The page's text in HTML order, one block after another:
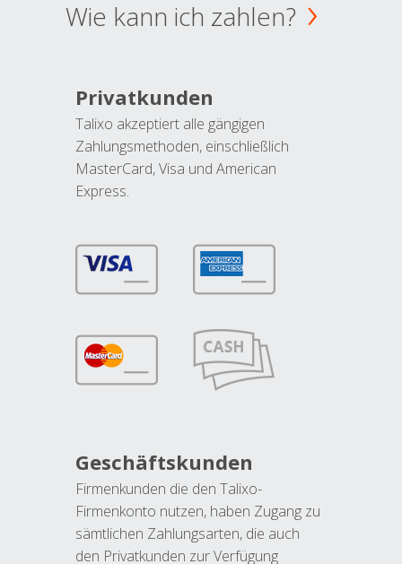
Wie kann ich zahlen?
Privatkunden
Talixo akzeptiert alle gängigen
Zahlungsmethoden, einschließlich
MasterCard, Visa und American
Express.
Geschäftskunden
Firmenkunden die den Talixo-
Firmenkonto nutzen, haben Zugang zu
sämtlichen Zahlungsarten, die auch
den Privatkunden zur Verfügung